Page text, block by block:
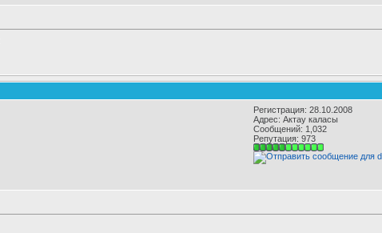
Регистрация: 28.10.2008
Адрес: Актау каласы
Сообщений: 1,032
Репутация: 973